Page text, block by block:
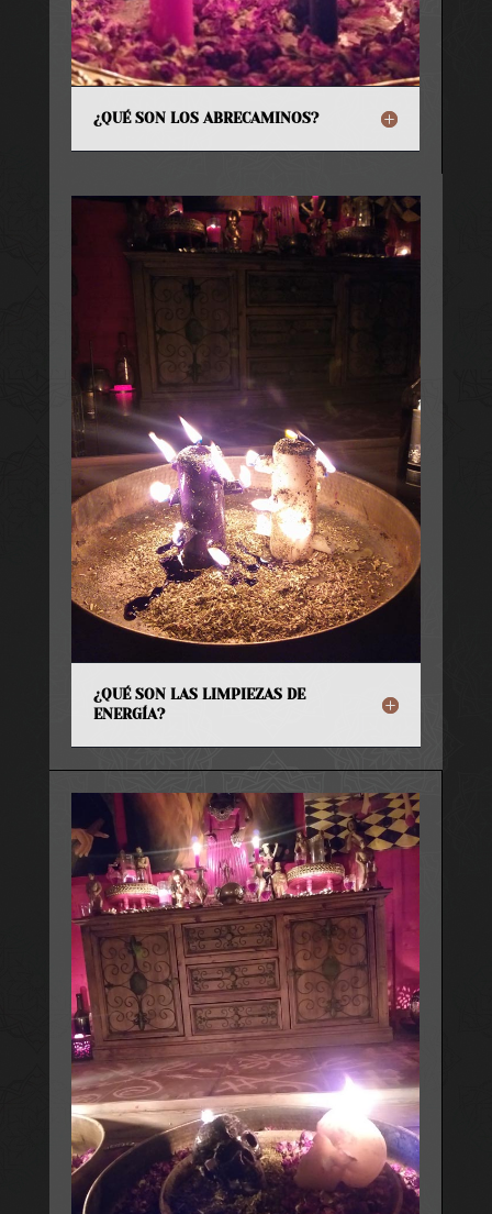
¿QUÉ SON LOS ABRECAMINOS?
¿QUÉ SON LAS LIMPIEZAS DE
ENERGÍA?